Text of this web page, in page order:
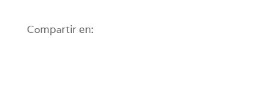
Compartir en: